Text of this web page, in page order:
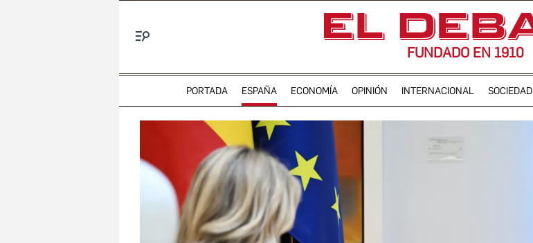
FUNDADO EN 1910
PORTADA ESPAÑA ECONOMÍA OPINIÓN INTERNACIONAL SOCIEDAD